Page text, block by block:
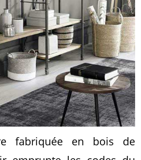
fabriquée en bois de